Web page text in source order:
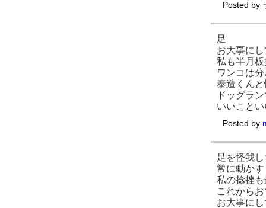
Posted by
足
お大事に
私も半月
ワンコは
泰造くん
ドッグラ
いいこと
Posted by
足を怪我
常に動か
私の捻挫
これから
お大事に